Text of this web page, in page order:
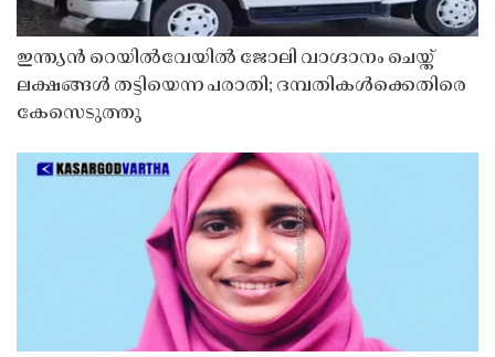
ഇന്ത്യൻ റെയിൽവേയിൽ ജോലി വാഗ്ദാനം ചെയ്ത്
ലക്ഷങ്ങൾ തട്ടിയെന്ന പരാതി; ദമ്പതികൾക്കെതിരെ
കേസെടുത്തു